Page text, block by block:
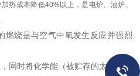
热成本降低40%以上，是电炉、油炉、
燃烧是与空气中氧发生反应并强烈
同时将化学能（被贮存的太阳能）